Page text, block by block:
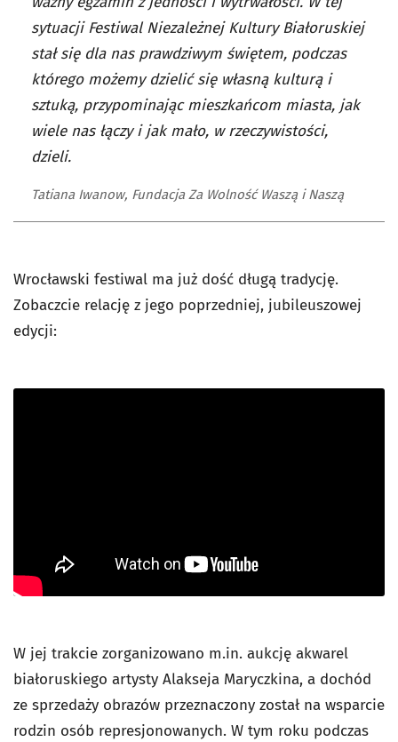
sytuacji Festiwal Niezależnej Kultury Białoruskiej
stał się dla nas prawdziwym świętem, podczas
którego możemy dzielić się własną kulturą i
sztuką, przypominając mieszkańcom miasta, jak
wiele nas łączy i jak mało, w rzeczywistości,
dzieli.
Tatiana Iwanow, Fundacja Za Wolność Waszą i Naszą
Wrocławski festiwal ma już dość długą tradycję.
Zobaczcie relację z jego poprzedniej, jubileuszowej
edycji:
W jej trakcie zorganizowano m.in. aukcję akwarel
białoruskiego artysty Alakseja Maryczkina, a dochód
ze sprzedaży obrazów przeznaczony został na wsparcie
rodzin osób represjonowanych. W tym roku podczas